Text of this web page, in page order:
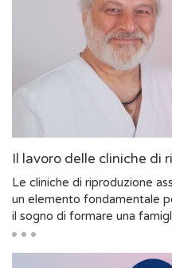
Il lavoro delle cliniche di
Le cliniche di riproduzione
un elemento fondamentale
il sogno di formare una